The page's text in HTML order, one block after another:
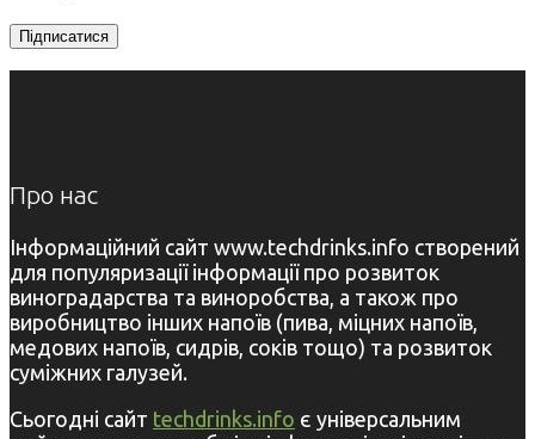
Про нас
Інформаційний сайт www.techdrinks.info створений
для популяризації інформації про розвиток
виноградарства та виноробства, а також про
виробництво інших напоїв (пива, міцних напоїв,
медових напоїв, сидрів, соків тощо) та розвиток
суміжних галузей.
Сьогодні сайт techdrinks.info є універсальним